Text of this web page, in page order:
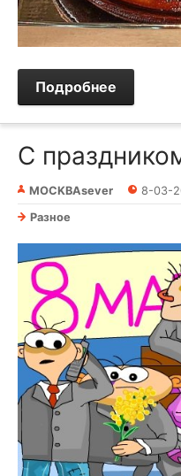
Подробнее
С
MOCKBAsever 8-03-
Разное